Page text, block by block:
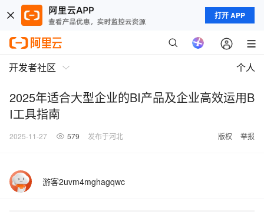
打开 APP
开发者社区 个人
2025年适合大型企业的BI产品及企业高效运用B
I工具指南
2025-11-27 579 发布于河北 版权 举报
游客2uvm4mghagqwc